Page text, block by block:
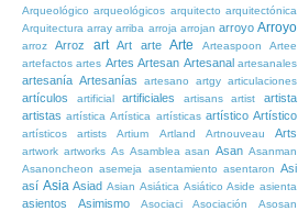
Arqueológico arqueológicos arquitecto arquitectónica
Arquitectura array arriba arroja arrojan arroyo Arroyo
arroz Arroz art Art arte Arte Arteaspoon
Artee
artefactos artes Artes Artesan Artesanal artesanales
artesanía Artesanías artesano artgy articulaciones
artículos artificial artificiales artisans artist
artista
artistas artística Artística artísticas artístico Artístico
artísticos artists Artium Artland Artnouveau Arts
artwork artworks As Asamblea asan Asan Asanman
Asanoncheon asemeja asentamiento asentaron Asi
así Asia Asiad Asian Asiática Asiático Aside asienta
asientos Asimismo Asociaci Asociación
Asosan